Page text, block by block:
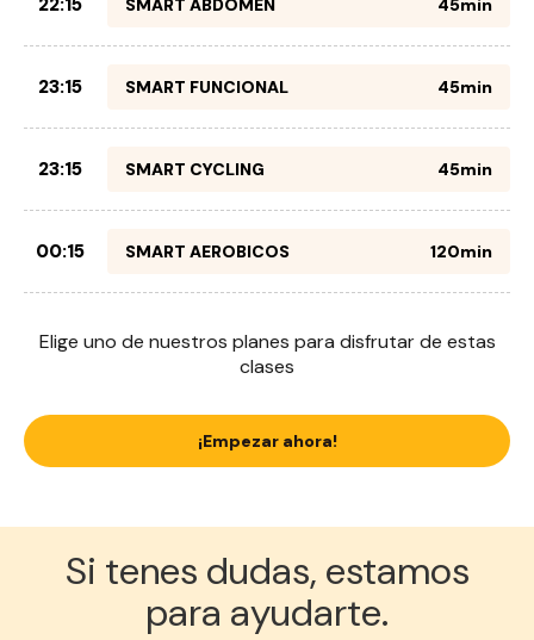
22:15 SMART ABDOMEN 45min
23:15 SMART FUNCIONAL 45min
23:15 SMART CYCLING 45min
00:15 SMART AEROBICOS 120min
Elige uno de nuestros planes para disfrutar de estas
clases
¡Empezar ahora!
Si tenes dudas, estamos
para ayudarte.